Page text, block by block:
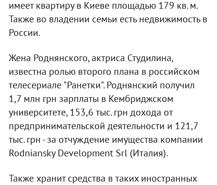
имеет квартиру в Киеве площадью 179 кв. м.
Также во владении семьи есть недвижимость в
России.
Жена Роднянского, актриса Студилина,
известна ролью второго плана в российском
телесериале "Ранетки". Роднянский получил
1,7 млн грн зарплаты в Кембриджском
университете, 153,6 тыс. грн дохода от
предпринимательской деятельности и 121,7
тыс. грн - за отчуждение имущества компании
Rodniansky Development Srl (Италия).
Также хранит средства в таких иностранных